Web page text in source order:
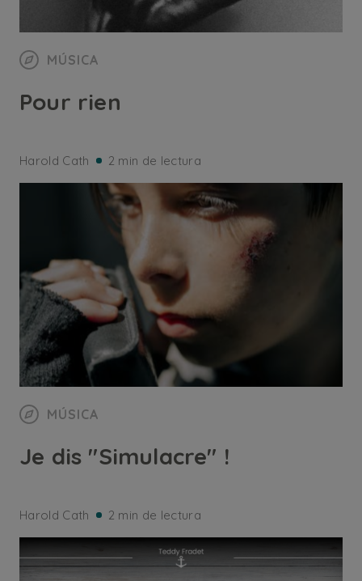
MÚSICA
Pour rien
Harold Cath 2 min de lectura
MÚSICA
Je dis "Simulacre" !
Harold Cath 2 min de lectura